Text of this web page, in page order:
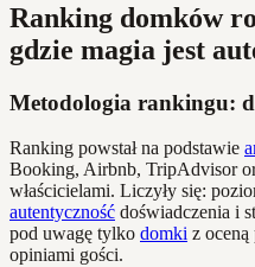
Ranking domków
gdzie magia jest
Metodologia rankingu:
Ranking powstał na podstawie
Booking, Airbnb, TripAdvisor
właścicielami. Liczyły się:
autentyczność doświadczenia i
pod uwagę tylko domki z
opiniami gości.